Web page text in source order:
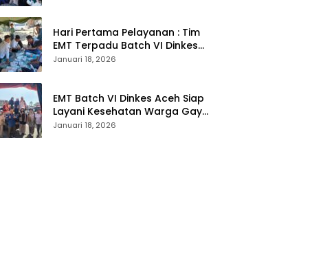
Hari Pertama Pelayanan : Tim
EMT Terpadu Batch VI Dinkes
Aceh Jangkau Wilayah
Januari 18, 2026
EMT Batch VI Dinkes Aceh Siap
Layani Kesehatan Warga Gayo
Lues, Ini Lokasi Yang Akan
Januari 18, 2026